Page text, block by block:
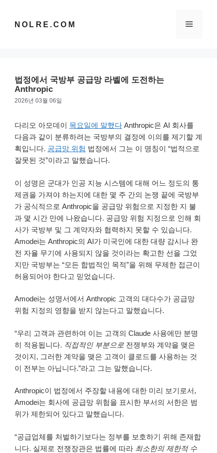
NOLRE.COM 메
법정에서 국방부 공급망 라벨에 도전하는
Anthropic
2026년 03월 06일
다리오 아모데이 목요일에 말했다 Anthropic은 AI 회사를
다음과 같이 분류하려는 국방부의 결정에 이의를 제기할 계
획입니다. 공급망 위험 법정에서 그는 이 명칭이 “법적으로
잘못된 것”이라고 말했습니다.
이 성명은 군대가 인공 지능 시스템에 대해 어느 정도의 통
제권을 가져야 하는지에 대한 몇 주 간의 논쟁 끝에 국방부
가 공식적으로 Anthropic을 공급망 위험으로 지정한 지 불
과 몇 시간 만에 나왔습니다. 공급망 위험 지정으로 인해 회
사가 국방부 및 그 계약자와 협력하지 못할 수 있습니다.
Amodei는 Anthropic의 AI가 미국인에 대한 대량 감시나 완
전 자율 무기에 사용되지 않을 것이라는 확고한 선을 그었
지만 국방부는 “모든 합법적인 목적”을 위해 무제한 접근이
허용되어야 한다고 믿었습니다.
Amodei는 성명서에서 Anthropic 고객의 대다수가 공급망
위험 지정의 영향을 받지 않는다고 말했습니다.
“우리 고객과 관련하여 이는 고객의 Claude 사용에만 분명
히 적용됩니다. 직접적인 부분으로 전쟁부와 계약을 맺은
것이지, 그러한 계약을 맺은 고객이 클로드를 사용하는 것
이 전부는 아닙니다.”라고 그는 말했습니다.
Anthropic이 법정에서 주장할 내용에 대한 미리 보기로서,
Amodei는 회사에 공급망 위험을 표시한 부서의 서한은 범
위가 제한되어 있다고 말했습니다.
“공급업체를 처벌하기보다는 정부를 보호하기 위해 존재합
니다. 실제로 전쟁장관은 법률에 따라 최소한의 제한적 수